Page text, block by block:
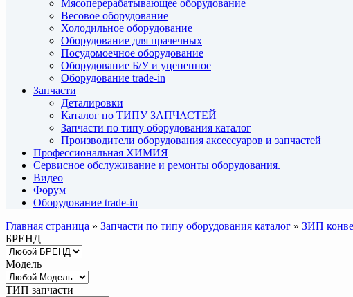
Мясоперерабатывающее оборудование
Весовое оборудование
Холодильное оборудование
Оборудование для прачечных
Посудомоечное оборудование
Оборудование Б/У и уцененное
Оборудование trade-in
Запчасти
Деталировки
Каталог по ТИПУ ЗАПЧАСТЕЙ
Запчасти по типу оборудования каталог
Производители оборудования аксессуаров и запчастей
Профессиональная ХИМИЯ
Сервисное обслуживание и ремонты оборудования.
Видео
Форум
Оборудование trade-in
Главная страница » Запчасти по типу оборудования каталог » ЗИП
БРЕНД
Модель
ТИП запчасти